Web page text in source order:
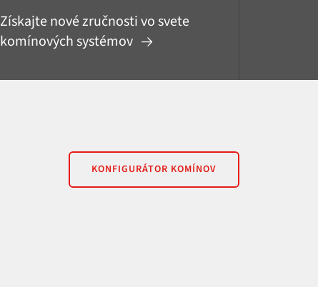
Získajte nové zručnosti vo svete
komínových systémov
KONFIGURÁTOR KOMÍNOV